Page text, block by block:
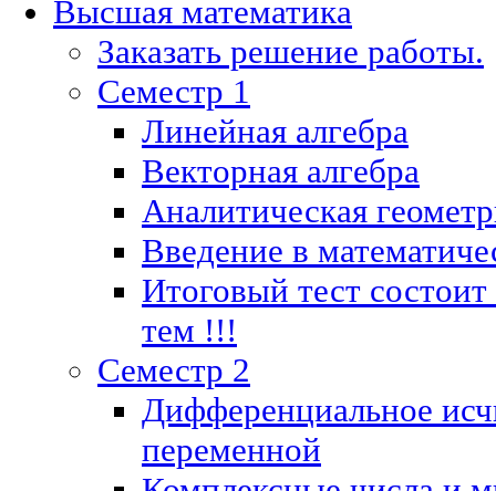
Высшая математика
Заказать решение работы.
Семестр 1
Линейная алгебра
Векторная алгебра
Аналитическая
Введение в
Итоговый тест
тем !!!
Семестр 2
Дифференциальное
переменной